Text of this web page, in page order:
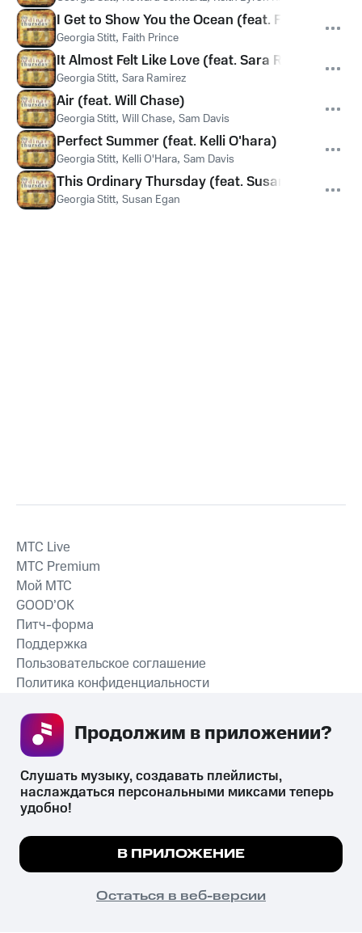
I Get to Show You the Ocean (feat. Faith Prince)
Georgia Stitt, Faith Prince
It Almost Felt Like Love (feat. Sara Ramirez)
Georgia Stitt, Sara Ramirez
Air (feat. Will Chase)
Georgia Stitt, Will Chase, Sam Davis
Perfect Summer (feat. Kelli O'hara)
Georgia Stitt, Kelli O'Hara, Sam Davis
This Ordinary Thursday (feat. Susan Egan)
Georgia Stitt, Susan Egan
СКАЧАТЬ ПРИЛОЖЕНИЕ
MTС Live
MTС Premium
Мой МТС
GOOD’OK
Питч-форма
Поддержка
Пользовательское соглашение
Политика конфиденциальности
психотропных веществ, их аналогов причиняет вред здоровью,
их незаконный оборот запрещён и влечёт установленную
законодательством ответственность.
© 2026 ООО «КИОН».
Все права защищены
Мы используем куки, чтобы на сайте все
Подробнее
ПОНЯТНО
Слушать музыку, создавать плейлисты,
наслаждаться персональными миксами теперь
удобно!
В ПРИЛОЖЕНИЕ
Остаться в веб-версии